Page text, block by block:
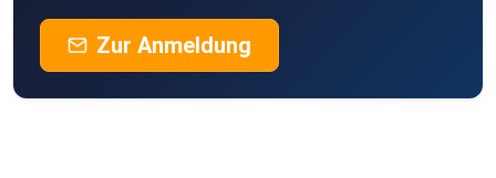
Zur Anmeldung